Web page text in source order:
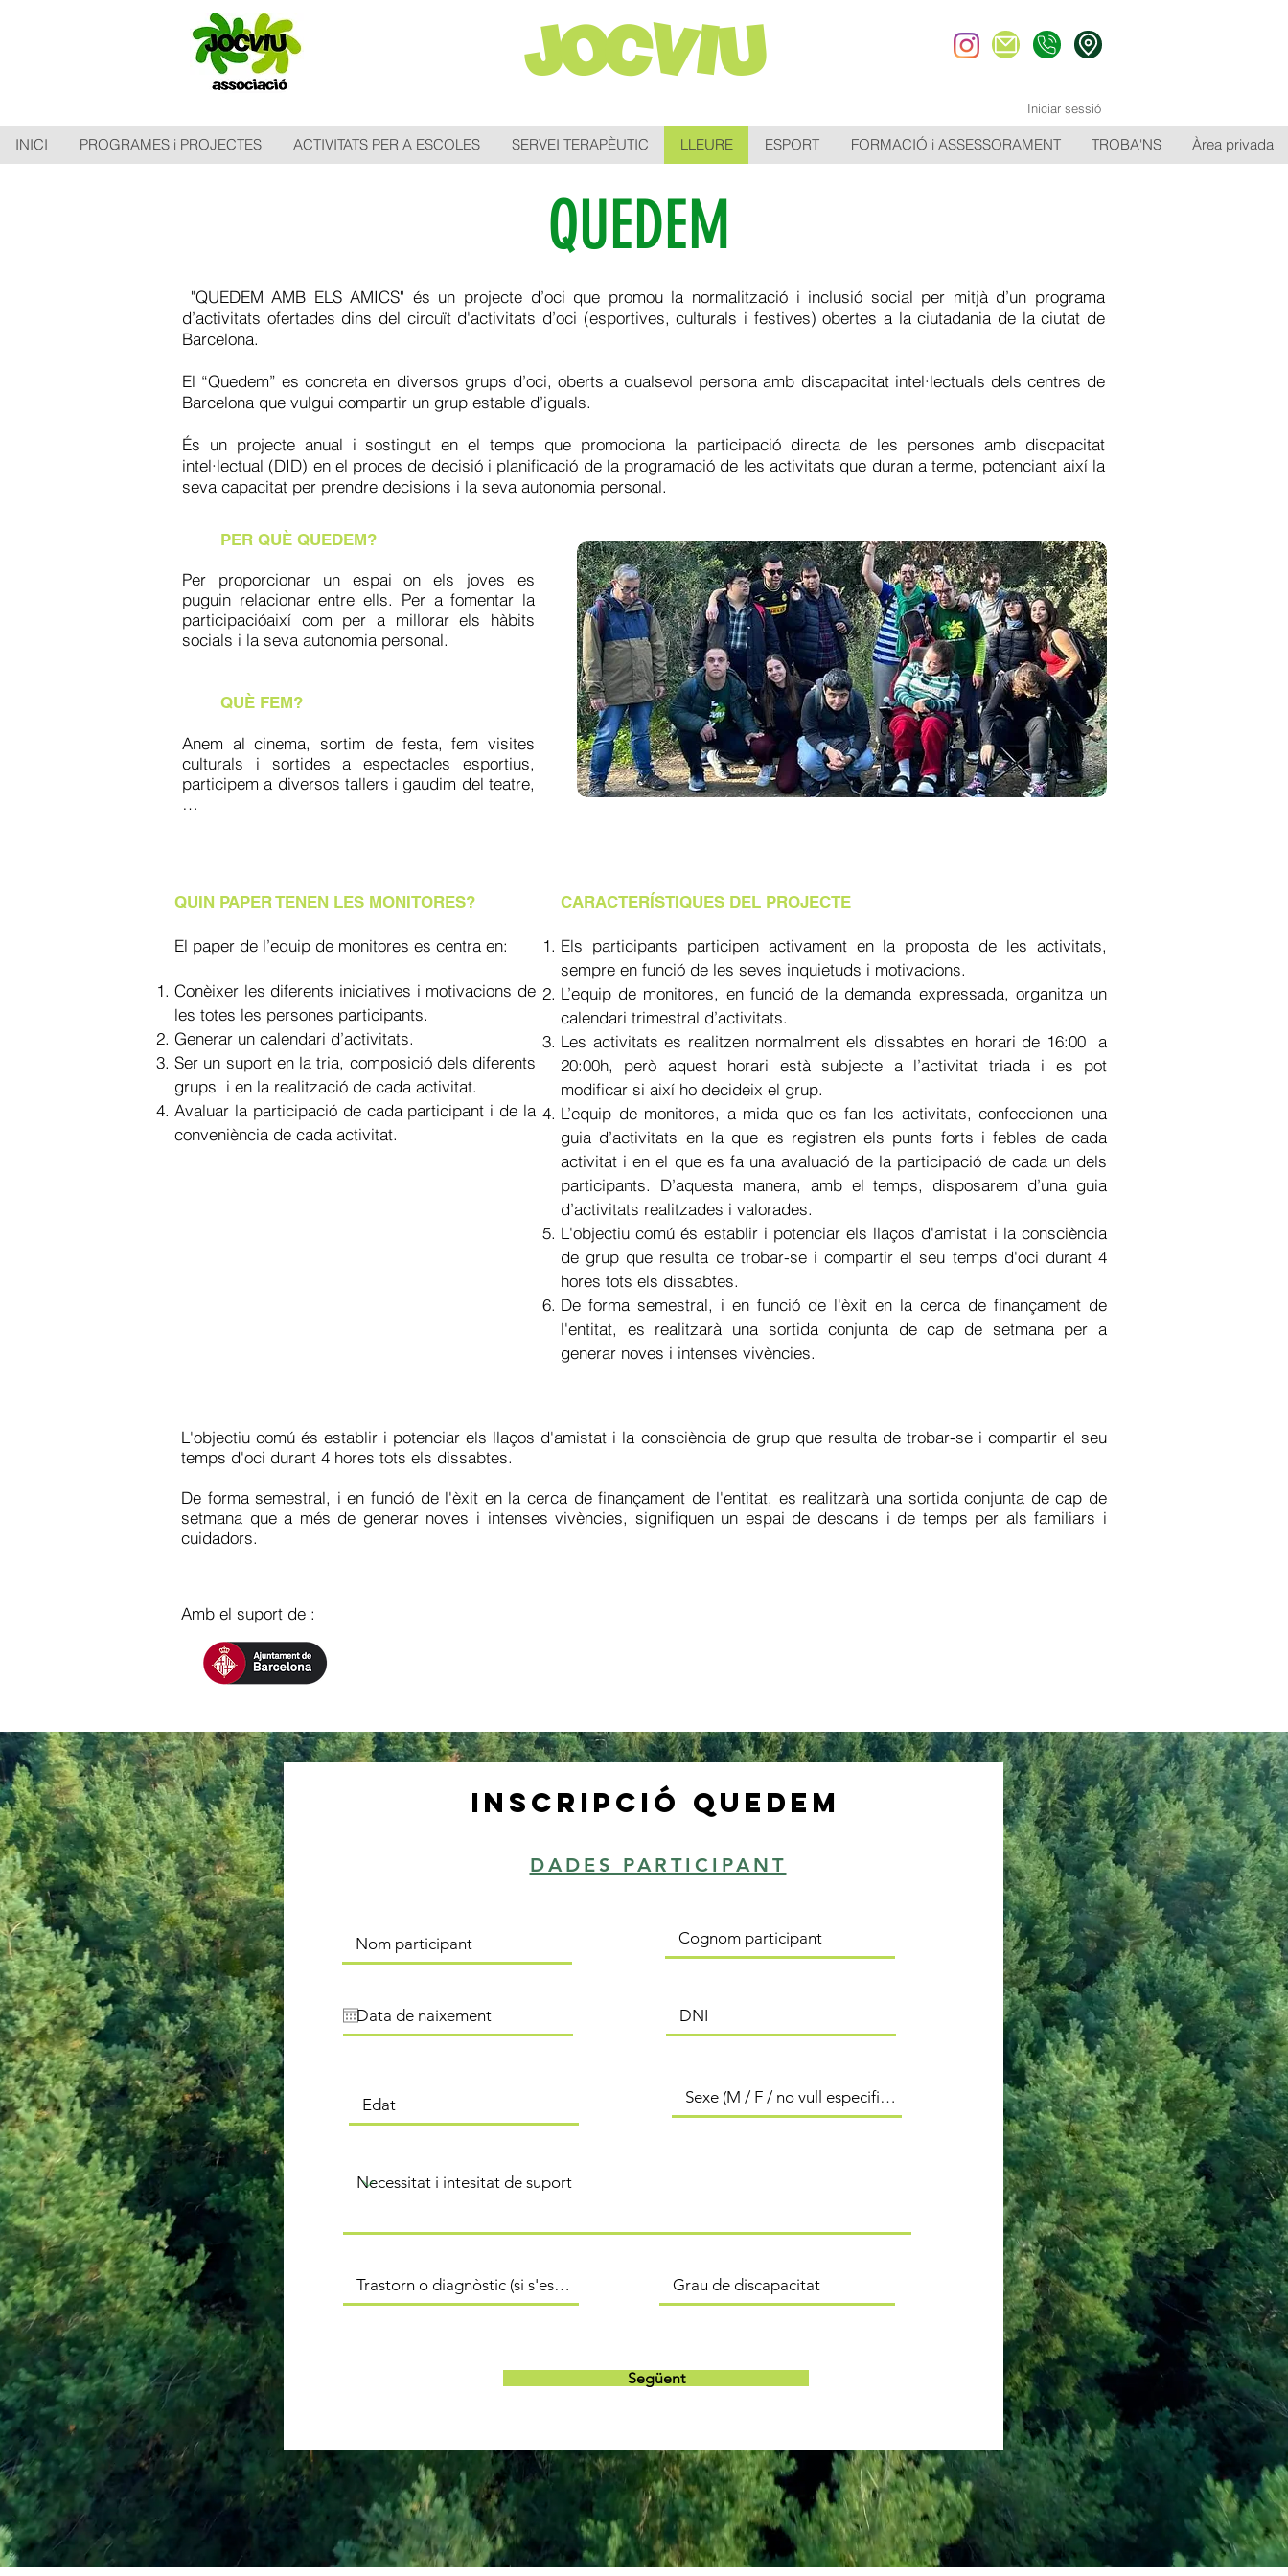
JOCVIU
Iniciar sessió
INICI PROGRAMES i PROJECTES ACTIVITATS PER A ESCOLES SERVEI TERAPÈUTIC LLEURE ESPORT FORMACIÓ i ASSESSORAMENT TROBA'NS Àrea privada
QUEDEM
"QUEDEM AMB ELS AMICS" és un projecte d’oci que promou la normalització i inclusió social per mitjà d’un programa
d’activitats ofertades dins del circuït d'activitats d’oci (esportives, culturals i festives) obertes a la ciutadania de la ciutat de
Barcelona.
El “Quedem” es concreta en diversos grups d’oci, oberts a qualsevol persona amb discapacitat intel·lectuals dels centres de
Barcelona que vulgui compartir un grup estable d’iguals.
És un projecte anual i sostingut en el temps que promociona la participació directa de les persones amb discpacitat
intel·lectual (DID) en el proces de decisió i planificació de la programació de les activitats que duran a terme, potenciant així la
seva capacitat per prendre decisions i la seva autonomia personal.
PER QUÈ QUEDEM?
Per proporcionar un espai on els joves es
puguin relacionar entre ells. Per a fomentar la
participacióaixí com per a millorar els hàbits
socials i la seva autonomia personal.
QUÈ FEM?
Anem al cinema, sortim de festa, fem visites
culturals i sortides a espectacles esportius,
participem a diversos tallers i gaudim del teatre,
…
QUIN PAPER TENEN LES MONITORES?
El paper de l’equip de monitores es centra en:
Conèixer les diferents iniciatives i motivacions de
les totes les persones participants.
Generar un calendari d’activitats.
Ser un suport en la tria, composició dels diferents
grups i en la realització de cada activitat.
Avaluar la participació de cada participant i de la
conveniència de cada activitat.
CARACTERÍSTIQUES DEL PROJECTE
Els participants participen activament en la proposta de les activitats,
sempre en funció de les seves inquietuds i motivacions.
L’equip de monitores, en funció de la demanda expressada, organitza un
calendari trimestral d’activitats.
Les activitats es realitzen normalment els dissabtes en horari de 16:00 a
20:00h, però aquest horari està subjecte a l’activitat triada i es pot
modificar si així ho decideix el grup.
L’equip de monitores, a mida que es fan les activitats, confeccionen una
guia d’activitats en la que es registren els punts forts i febles de cada
activitat i en el que es fa una avaluació de la participació de cada un dels
participants. D’aquesta manera, amb el temps, disposarem d’una guia
d’activitats realitzades i valorades.
L'objectiu comú és establir i potenciar els llaços d'amistat i la consciència
de grup que resulta de trobar-se i compartir el seu temps d'oci durant 4
hores tots els dissabtes.
De forma semestral, i en funció de l'èxit en la cerca de finançament de
l'entitat, es realitzarà una sortida conjunta de cap de setmana per a
generar noves i intenses vivències.
L'objectiu comú és establir i potenciar els llaços d'amistat i la consciència de grup que resulta de trobar-se i compartir el seu
temps d'oci durant 4 hores tots els dissabtes.
De forma semestral, i en funció de l'èxit en la cerca de finançament de l'entitat, es realitzarà una sortida conjunta de cap de
setmana que a més de generar noves i intenses vivències, signifiquen un espai de descans i de temps per als familiars i
cuidadors.
Amb el suport de :
inscripció quedem
DADES PARTICIPANT
Següent